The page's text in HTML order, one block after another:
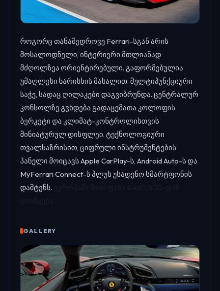
როგორც თანამედროვე Ferrari-სგან არის
მოსალოდნელი, ინტერიერი მთლიანად
მძღოლზეა ორიენტირებული. გაფორმებულია
უმაღლესი ხარისხის მასალით. მულტიპუნქციური
საჭე, სადაც ღილაკები დაგვიბრუნდა. ცენტრალურ
კონსოლზე გვხდება გადაცემათა კოლოფის
ბერკეტი და კლიმატ-კონტროლისთვის
მინიატურულ დისფლეი. ტექნოლოგიური
თვალსაზრისით, ციფრული ინსტრუმენტების
პანელი მოიცავს Apple CarPlay-ს, Android Auto-ს და
MyFerrari Connect-ს პლუს უსადენო სმარტფონის
დამტენს.
GALLERY